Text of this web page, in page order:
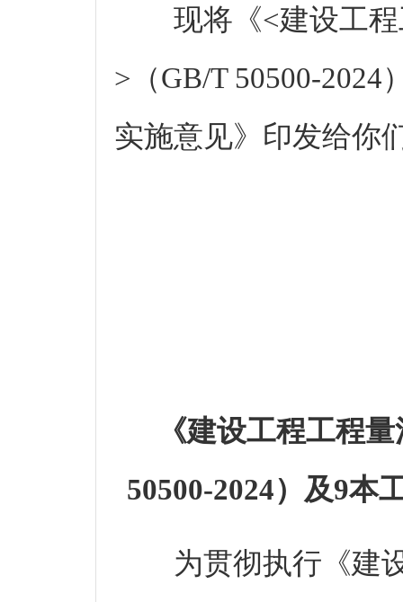
现将《<建设工程
>（GB/T 50500-2024
实施意见》印发给你
《建设工程工程
50500-2024）及9本
为贯彻执行《建设